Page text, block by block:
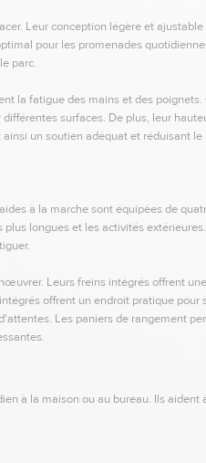
Leur conception légère et ajustable
pour les promenades
parc.
la fatigue des mains et des poignets.
surfaces. De plus, leur
un soutien adéquat et réduisant le
à la marche sont équipées de
longues et les activités
Leurs freins intégrés offrent
offrent un endroit pratique pour
Les paniers de rangement
à la maison ou au bureau. Ils aident